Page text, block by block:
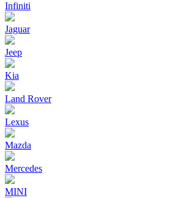
Infiniti
Jaguar
Jeep
Kia
Land Rover
Lexus
Mazda
Mercedes
MINI